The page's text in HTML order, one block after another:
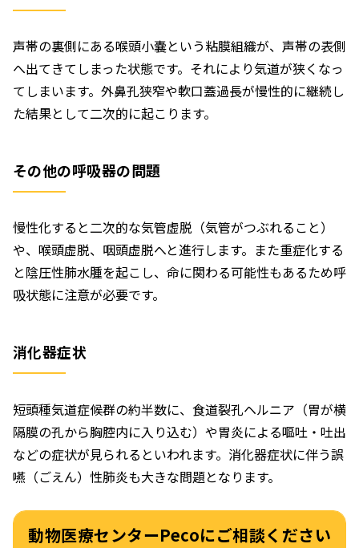
声帯の裏側にある喉頭小嚢という粘膜組織が、声帯の表側
へ出てきてしまった状態です。それにより気道が狭くなっ
てしまいます。外鼻孔狭窄や軟口蓋過長が慢性的に継続し
た結果として二次的に起こります。
その他の呼吸器の問題
慢性化すると二次的な気管虚脱（気管がつぶれること）
や、喉頭虚脱、咽頭虚脱へと進行します。また重症化する
と陰圧性肺水腫を起こし、命に関わる可能性もあるため呼
吸状態に注意が必要です。
消化器症状
短頭種気道症候群の約半数に、食道裂孔ヘルニア（胃が横
隔膜の孔から胸腔内に入り込む）や胃炎による嘔吐・吐出
などの症状が見られるといわれます。消化器症状に伴う誤
嚥（ごえん）性肺炎も大きな問題となります。
動物医療センターPecoにご相談ください